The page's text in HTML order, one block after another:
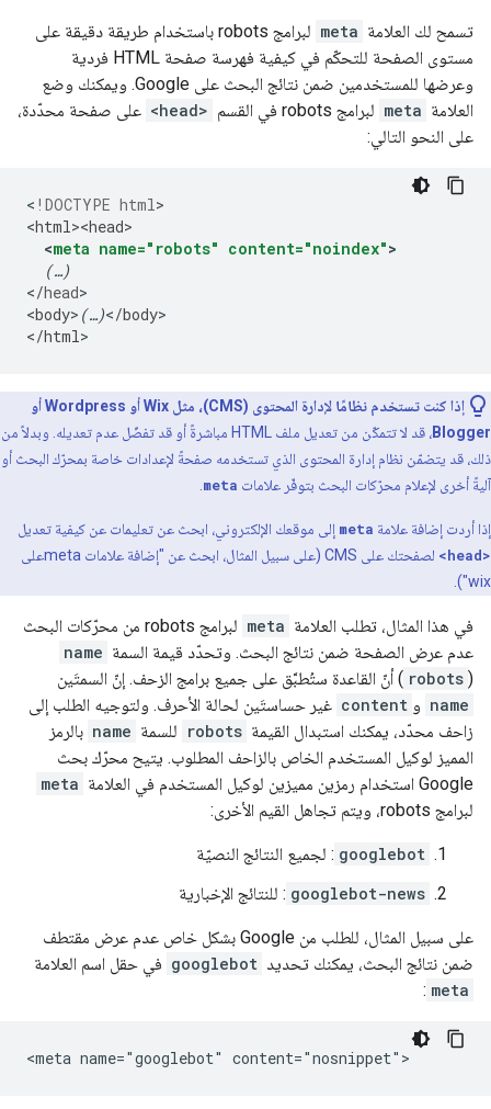
تسمح لك العلامة meta لبرامج robots باستخدام طريقة دقيقة على
مستوى الصفحة للتحكّم في كيفية فهرسة صفحة HTML فردية
وعرضها للمستخدمين ضمن نتائج البحث على Google. ويمكنك وضع
العلامة meta لبرامج robots في القسم <head> على صفحة محدّدة،
على النحو التالي:
< !DOCTYPE html>
<html><head>
<meta name="robots" content="noindex">
(…)
</head>
<body> (…)</body>
</html>
إذا كنت تستخدم نظامًا لإدارة المحتوى (CMS)، مثل Wix أو Wordpress أو
Blogger
، قد لا تتمكّن من تعديل ملف HTML مباشرةً أو قد تفضّل عدم تعديله. وبدلاً من
ذلك، قد يتضمّن نظام إدارة المحتوى الذي تستخدمه صفحةً لإعدادات خاصة بمحرّك البحث أو
آليةً أخرى لإعلام محرّكات البحث بتوفّر علامات meta
إذا أردت إضافة علامة meta إلى موقعك الإلكتروني، ابحث عن تعليمات عن كيفية تعديل
<head> لصفحتك على CMS (على سبيل المثال، ابحث عن "إضافة علامات metaعلى
wix").
في هذا المثال، تطلب العلامة meta لبرامج robots من محرّكات البحث
عدم عرض الصفحة ضمن نتائج البحث. وتحدّد قيمة السمة name
(
robots ) أنّ القاعدة ستُطبَّق على جميع برامج الزحف. إنّ السمتَين
name و content غير حساستَين لحالة الأحرف. ولتوجيه الطلب إلى
زاحف محدّد، يمكنك استبدال القيمة robots للسمة name بالرمز
المميز لوكيل المستخدم الخاص بالزاحف المطلوب. يتيح محرّك بحث
Google استخدام رمزين مميزين لوكيل المستخدم في العلامة
meta
لبرامج robots، ويتم تجاهل القيم الأخرى:
googlebot : لجميع النتائج النصيّة
googlebot-news : للنتائج الإخبارية
على سبيل المثال، للطلب من Google بشكل خاص عدم عرض مقتطف
ضمن نتائج البحث، يمكنك تحديد googlebot في حقل اسم العلامة
meta
:
<meta name="googlebot" content="nosnippet">